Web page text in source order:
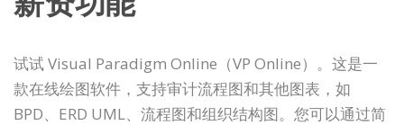
试试 Visual Paradigm Online（VP Online）。这是一
款在线绘图软件，支持审计流程图和其他图表，如
BPD、ERD UML、流程图和组织结构图。您可以通过简